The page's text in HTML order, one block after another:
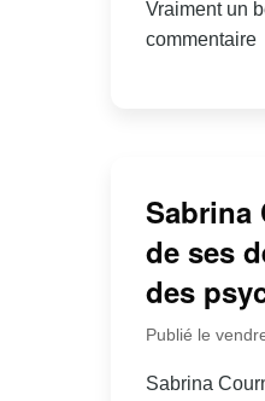
Vraiment un
commentaire
Sabrina
de ses
des
Publié le
Sabrina